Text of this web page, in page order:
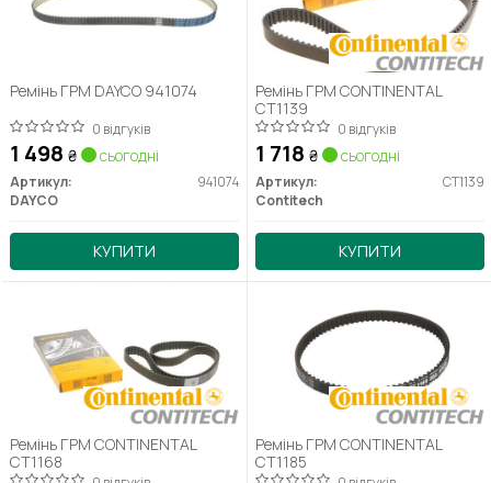
Ремінь ГРМ DAYCO 941074
0 відгуків
1 498 ₴ сьогодні
Артикул:
941074
DAYCO
КУПИТИ
Ремінь ГРМ CONTINENTAL
CT1139
0 відгуків
1 718 ₴ сьогодні
Артикул:
CT1139
Contitech
КУПИТИ
Ремінь ГРМ CONTINENTAL
CT1168
Ремінь ГРМ CONTINENTAL
CT1185